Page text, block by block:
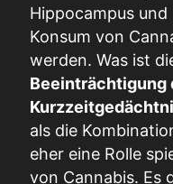
Hippocampus
Konsum von
werden. Was ist
Beeinträchtigung
als die
eher eine Rolle
von Cannabis. Es